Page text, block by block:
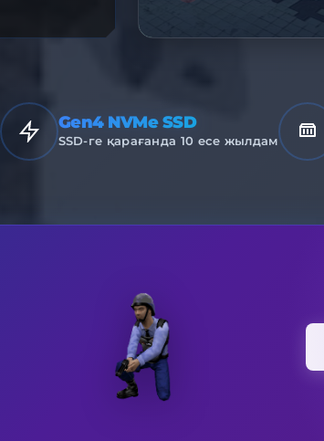
Gen4 NVMe SSD
SSD-ге қарағанда 10 есе жылдам